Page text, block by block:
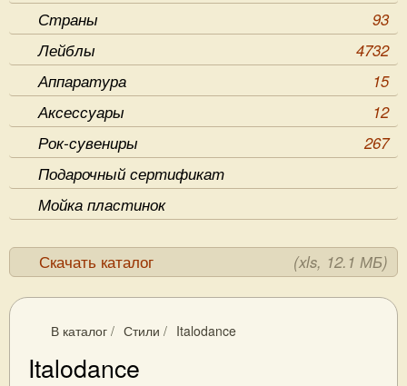
Страны
93
Лейблы
4732
Аппаратура
15
Аксессуары
12
Рок-сувениры
267
Подарочный сертификат
Мойка пластинок
Скачать каталог (xls, 12.1 МБ)
В каталог / Стили / Italodance
Italodance